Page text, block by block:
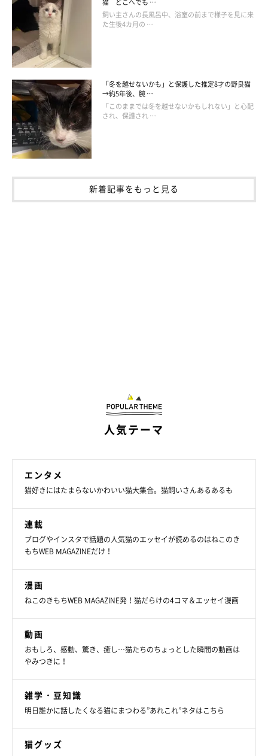
猫 どこへでも …
飼い主さんの長風呂中、浴室の前まで様子を見に来
た生後4カ月の …
「冬を越せないかも」と保護した推定8才の野良猫
→約5年後、腕 …
「このままでは冬を越せないかもしれない」と心配
され、保護され …
新着記事をもっと見る
人気テーマ
エンタメ
猫好きにはたまらないかわいい猫大集合。猫飼いさんあるあるも
連載
ブログやインスタで話題の人気猫のエッセイが読めるのはねこのき
もちWEB MAGAZINEだけ！
漫画
ねこのきもちWEB MAGAZINE発！猫だらけの4コマ＆エッセイ漫画
動画
おもしろ、感動、驚き、癒し…猫たちのちょっとした瞬間の動画は
やみつきに！
雑学・豆知識
明日誰かに話したくなる猫にまつわる”あれこれ”ネタはこちら
猫グッズ